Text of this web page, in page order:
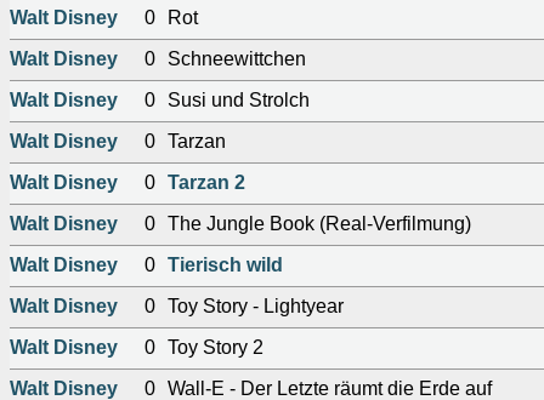
Walt Disney
0
Rot
Walt Disney
0
Schneewittchen
Walt Disney
0
Susi und Strolch
Walt Disney
0 Tarzan
Walt Disney
0 Tarzan 2
Walt Disney
0 The Jungle Book (Real-Verfilmung)
Walt Disney
0 Tierisch wild
Walt Disney
0 Toy Story - Lightyear
Walt Disney
0 Toy Story 2
Walt Disney
0 Wall-E - Der Letzte räumt die Erde auf